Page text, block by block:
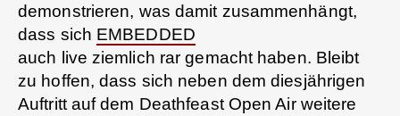
demonstrieren, was damit zusammenhängt,
dass sich EMBEDDED
auch live ziemlich rar gemacht haben. Bleibt
zu hoffen, dass sich neben dem diesjährigen
Auftritt auf dem Deathfeast Open Air weitere